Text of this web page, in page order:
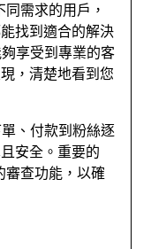
需求的用戶，
找到適合的解決
享受到專業的客
，清楚地看到您
、付款到粉絲逐
安全。重要的
審查功能，以確